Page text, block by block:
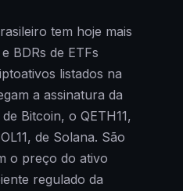
tem hoje mais
BDRs de ETFs
listados na
a assinatura da
Bitcoin, o QETH11,
de Solana. São
o preço do ativo
regulado da